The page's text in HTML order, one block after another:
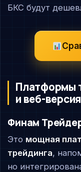
БКС будут
Платформы
и веб-версия
Финам
Это мощная
трейдинга,
но